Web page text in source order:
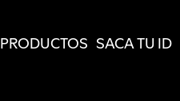
PRODUCTOS SACA TU ID